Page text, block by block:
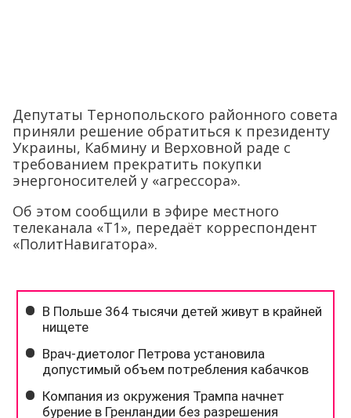
Депутаты Тернопольского районного совета
приняли решение обратиться к президенту
Украины, Кабмину и Верховной раде с
требованием прекратить покупки
энергоносителей у «агрессора».
Об этом сообщили в эфире местного
телеканала «Т1», передаёт корреспондент
«ПолитНавигатора».